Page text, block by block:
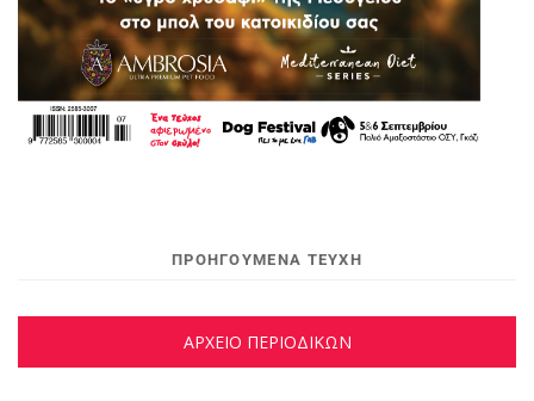
ΠΡΟΗΓΟΥΜΕΝΑ ΤΕΥΧΗ
ΑΡΧΕΙΟ ΠΕΡΙΟΔΙΚΩΝ